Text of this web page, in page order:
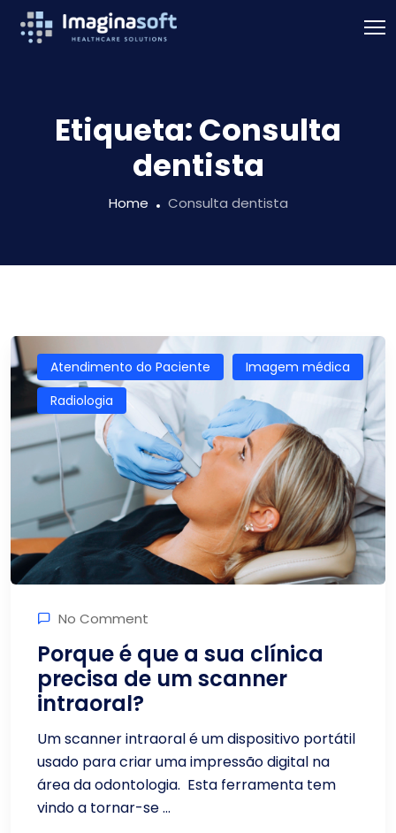
Etiqueta:Consulta
dentista
Home Consulta dentista
Atendimento do Paciente
Imagem médica
Radiologia
No Comment
Porque é que a sua clínica
precisa de um scanner
intraoral?
Um scanner intraoral é um dispositivo portátil
usado para criar uma impressão digital na
área da odontologia. Esta ferramenta tem
vindo a tornar-se ...